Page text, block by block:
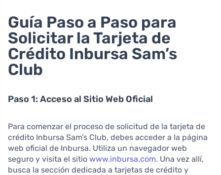
Guía Paso a Paso para
Solicitar la Tarjeta de
Crédito Inbursa Sam’s
Club
Paso 1: Acceso al Sitio Web Oficial
Para comenzar el proceso de solicitud de la tarjeta de
crédito Inbursa Sam’s Club, debes acceder a la página
web oficial de Inbursa. Utiliza un navegador web
seguro y visita el sitio www.inbursa.com. Una vez allí,
busca la sección dedicada a tarjetas de crédito y